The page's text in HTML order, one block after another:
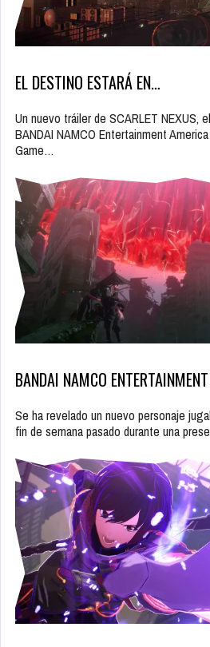
EL DESTINO ESTARÁ EN…
Un nuevo tráiler de SCARLET NEXUS,
BANDAI NAMCO Entertainment
Game…
BANDAI NAMCO
Se ha revelado un nuevo personaje
fin de semana pasado durante una